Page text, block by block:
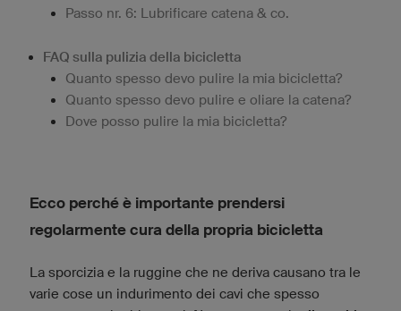
Passo nr. 6: Lubrificare catena & co.
FAQ sulla pulizia della bicicletta
Quanto spesso devo pulire la mia bicicletta?
Quanto spesso devo pulire e oliare la catena?
Dove posso pulire la mia bicicletta?
Ecco perché è importante prendersi
regolarmente cura della propria bicicletta
La sporcizia e la ruggine che ne deriva causano tra le
varie cose un indurimento dei cavi che spesso